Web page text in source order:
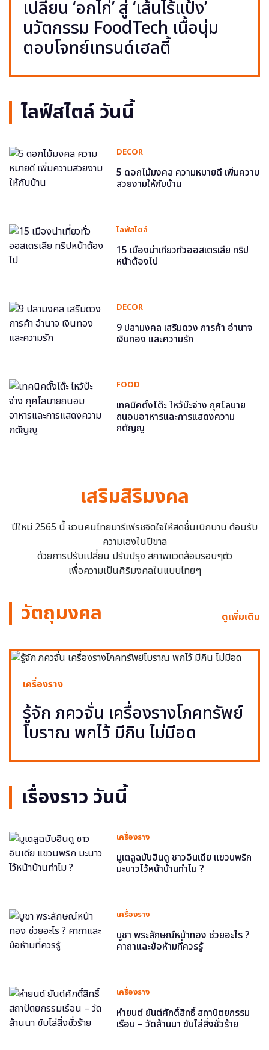
เปลี่ยน ‘อกไก่’ สู่ ‘เส้นไร้แป้ง’
นวัตกรรม FoodTech เนื้อนุ่ม
ตอบโจทย์เทรนด์เฮลตี้
ไลฟ์สไตล์ วันนี้
DECOR
5 ดอกไม้มงคล ความหมายดี เพิ่มความ
สวยงามให้กับบ้าน
ไลฟ์สไตล์
15 เมืองน่าเที่ยวทั่วออสเตรเลีย ทริป
หน้าต้องไป
DECOR
9 ปลามงคล เสริมดวง การค้า อำนาจ
เงินทอง และความรัก
FOOD
เทคนิคตั้งโต๊ะ ไหว้บ๊ะจ่าง กุศโลบาย
ถนอมอาหารและการแสดงความ
กตัญญู
เสริมสิริมงคล
ปีใหม่ 2565 นี้ ชวนคนไทยมารีเฟรชจิตใจให้สดชื่นเบิกบาน ต้อนรับ
ความเฮงในปีขาล
ด้วยการปรับเปลี่ยน ปรับปรุง สภาพแวดล้อมรอบๆตัว
เพื่อความเป็นศิริมงคลในแบบไทยๆ
วัตถุมงคล ดูเพิ่มเติม
เครื่องราง
รู้จัก ภควจั่น เครื่องรางโภคทรัพย์
โบราณ พกไว้ มีกิน ไม่มีอด
เรื่องราว วันนี้
เครื่องราง
มูเตลูฉบับฮินดู ชาวอินเดีย แขวนพริก
มะนาวไว้หน้าบ้านทำไม ?
เครื่องราง
บูชา พระลักษณ์หน้าทอง ช่วยอะไร ?
คาถาและข้อห้ามที่ควรรู้
เครื่องราง
หำยนต์ ยันต์ศักดิ์สิทธิ์ สถาปัตยกรรม
เรือน – วัดล้านนา ขับไล่สิ่งชั่วร้าย